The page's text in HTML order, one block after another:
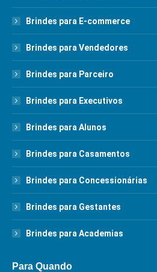
Brindes para E-commerce
Brindes para Vendedores
Brindes para Parceiro
Brindes para Executivos
Brindes para Alunos
Brindes para Casamentos
Brindes para Concessionárias
Brindes para Gestantes
Brindes para Academias
Para Quando